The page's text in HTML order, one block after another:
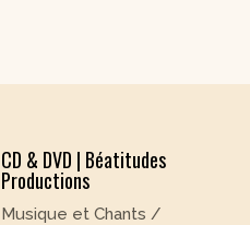
CD & DVD | Béatitudes
Productions
Musique et Chants /